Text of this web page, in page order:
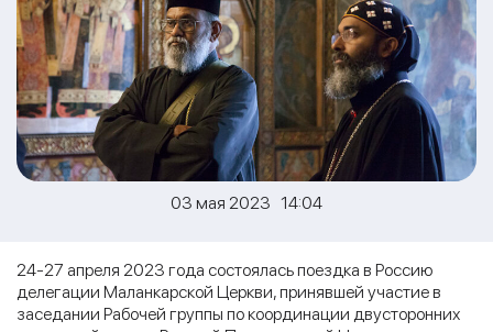
03 мая 2023 14:04
24-27 апреля 2023 года состоялась поездка в Россию
делегации Маланкарской Церкви, принявшей участие в
заседании Рабочей группы по координации двусторонних